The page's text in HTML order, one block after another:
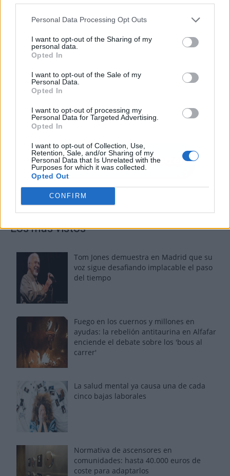
Personal Data Processing Opt Outs
I want to opt-out of the Sharing of my
personal data.
Opted In
I want to opt-out of the Sale of my
Personal Data.
Opted In
I want to opt-out of processing my
Personal Data for Targeted Advertising.
Opted In
I want to opt-out of Collection, Use,
Retention, Sale, and/or Sharing of my
Personal Data that Is Unrelated with the
Purposes for which it was collected.
Opted Out
CONFIRM
Los más vistos
Tom Jones demuestra en Madrid que su
voz sigue desafiando implacable el paso
del tiempo
Fuego en los cuernos y millones en
ayudas: la rebelión antitaurina en Alfafar
enciende el debate sobre los 'bous al
carrer'
La salud mental ya causa una de cada
cinco bajas laborales
Normativa de ascensores en
comunidades: hasta 40.000 euros de
coste para adaptarlos